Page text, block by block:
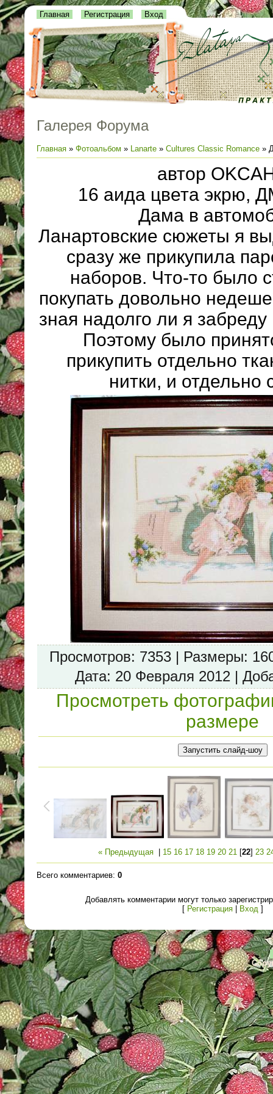
Главная Регистрация Вход
Галерея Форума
Главная » Фотоальбом » Lanarte » Cultures Classic Romance »
автор
16 аида цвета экрю,
Дама в
Ланартовские сюжеты я
сразу же прикупила
наборов. Что-то было
покупать довольно
зная надолго ли я
Поэтому было
прикупить отдельно
нитки, и отдельно
Просмотров: 7353 | Размеры:
Дата: 20 Февраля 2012 |
Просмотреть
размере
« Предыдущая 15 16 17 18 19 20 21 [22] 23
Всего комментариев: 0
Добавлять комментарии могут только
[ Регистрация| Вход ]